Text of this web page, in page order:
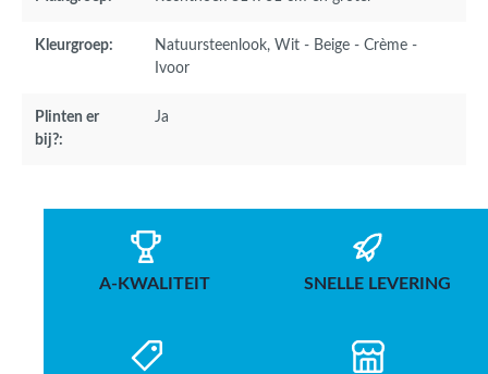
Kleurgroep: Natuursteenlook, Wit - Beige - Crème -
Ivoor
Plinten er
bij?:
Ja
A-KWALITEIT SNELLE LEVERING